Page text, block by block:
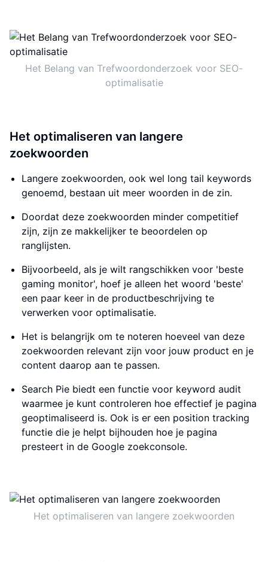
Het Belang van Trefwoordonderzoek voor SEO-
optimalisatie
Het optimaliseren van langere
zoekwoorden
Langere zoekwoorden, ook wel long tail keywords
genoemd, bestaan uit meer woorden in de zin.
Doordat deze zoekwoorden minder competitief
zijn, zijn ze makkelijker te beoordelen op
ranglijsten.
Bijvoorbeeld, als je wilt rangschikken voor 'beste
gaming monitor', hoef je alleen het woord 'beste'
een paar keer in de productbeschrijving te
verwerken voor optimalisatie.
Het is belangrijk om te noteren hoeveel van deze
zoekwoorden relevant zijn voor jouw product en je
content daarop aan te passen.
Search Pie biedt een functie voor keyword audit
waarmee je kunt controleren hoe effectief je pagina
geoptimaliseerd is. Ook is er een position tracking
functie die je helpt bijhouden hoe je pagina
presteert in de Google zoekconsole.
Het optimaliseren van langere zoekwoorden